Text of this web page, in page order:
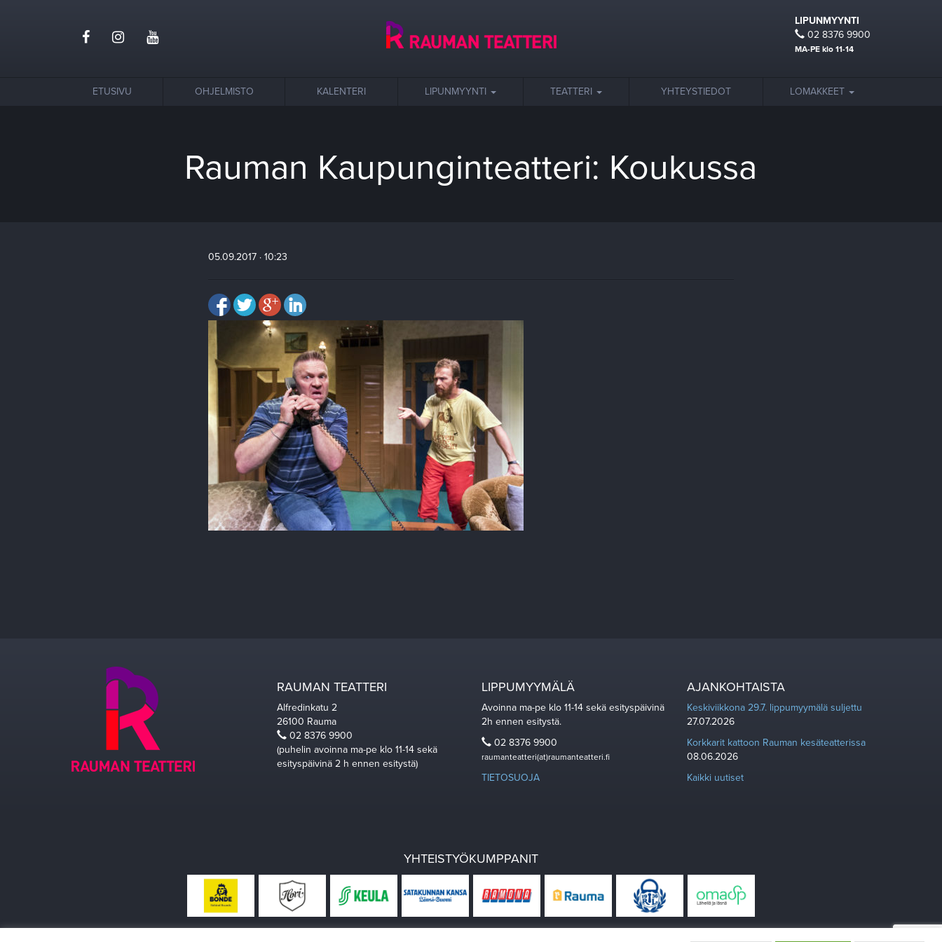
LIPUNMYYNTI
02 8376 9900
MA-PE klo 11-14
ETUSIVU OHJELMISTO KALENTERI LIPUNMYYNTI TEATTERI YHTEYSTIEDOT LOMAKKEET
Rauman Kaupunginteatteri: Koukussa
05.09.2017 · 10:23
RAUMAN TEATTERI
Alfredinkatu 2
26100 Rauma
02 8376 9900
(puhelin avoinna ma-pe klo 11-14 sekä
esityspäivinä 2 h ennen esitystä)
LIPPUMYYMÄLÄ
Avoinna ma-pe klo 11-14 sekä esityspäivinä
2h ennen esitystä.
02 8376 9900
raumanteatteri(at)raumanteatteri.fi
TIETOSUOJA
AJANKOHTAISTA
Keskiviikkona 29.7. lippumyymälä suljettu
27.07.2026
Korkkarit kattoon Rauman kesäteatterissa
08.06.2026
Kaikki uutiset
YHTEISTYÖKUMPPANIT